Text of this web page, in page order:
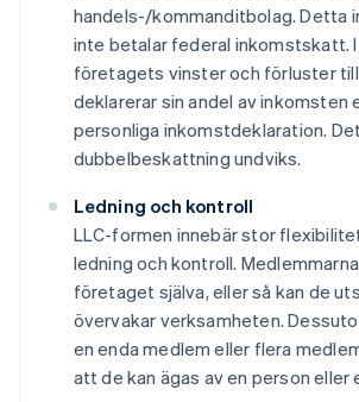
handels-/kommanditbolag. Detta
inte betalar federal inkomstskatt.
företagets vinster och förluster
deklarerar sin andel av inkomsten
personliga inkomstdeklaration.
dubbelbeskattning undviks.
Ledning och kontroll
LLC-formen innebär stor
ledning och kontroll.
företaget själva, eller så kan de
övervakar verksamheten.
en enda medlem eller flera
att de kan ägas av en person eller